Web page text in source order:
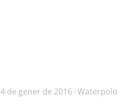
4 de gener de 2016 Waterpolo